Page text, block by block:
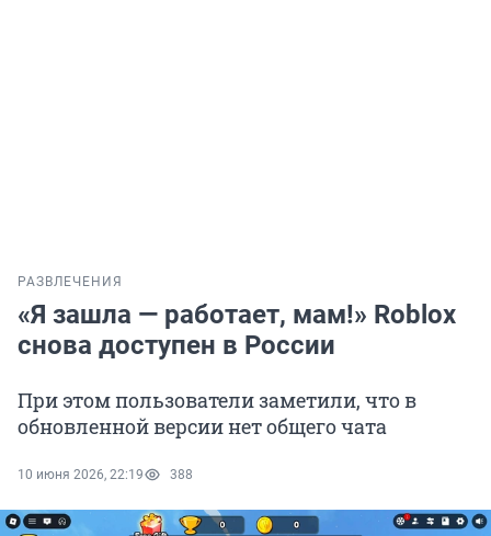
РАЗВЛЕЧЕНИЯ
«Я зашла — работает, мам!» Roblox
снова доступен в России
При этом пользователи заметили, что в
обновленной версии нет общего чата
10 июня 2026, 22:19 388